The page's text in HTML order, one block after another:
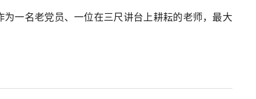
一名老党员、一位在三尺讲台上耕耘的老师，最大